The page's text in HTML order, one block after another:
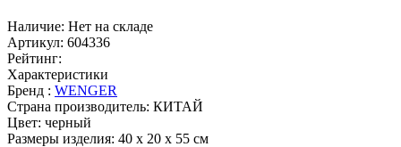
Наличие: Нет на складе
Артикул: 604336
Рейтинг:
Характеристики
Бренд : WENGER
Страна производитель: КИТАЙ
Цвет: черный
Размеры изделия: 40 x 20 x 55 см